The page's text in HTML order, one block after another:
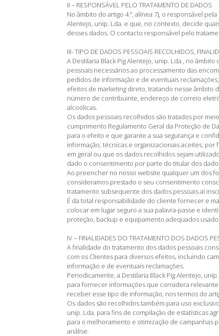
II – RESPONSÁVEL PELO TRATAMENTO DE DADOS
No âmbito do artigo 4.º, alínea 7), o responsável
Alentejo, unip. Lda. e que, no contexto, decide
desses dados. O contacto responsável pelo
III- TIPO DE DADOS PESSOAIS RECOLHIDOS,
A Destilaria Black Pig Alentejo, unip. Lda., no
pessoais necessários ao processamento das
pedidos de informação e de eventuais
efeitos de marketing direto, tratando nesse âmbito
número de contribuinte, endereço de correio
alcoólicas.
Os dados pessoais recolhidos são tratados por
cumprimento Regulamento Geral da Proteção de
para o efeito e que garante a sua segurança e
informação, técnicas e organizacionais aceites,
em geral ou que os dados recolhidos sejam
dado o consentimento por parte do titular dos
Ao preencher no nosso website qualquer um dos
consideramos prestado o seu consentimento
tratamento subsequente dos dados pessoais aí
É da total responsabilidade do cliente fornecer e
colocar em lugar seguro a sua palavra-passe e
proteção, backup e equipamento adequados
IV – FINALIDADES DO TRATAMENTO DOS DADOS
A finalidade do tratamento dos dados pessoais
com os Clientes para diversos efeitos, incluindo
informação e de eventuais reclamações.
Periodicamente, a Destilaria Black Pig Alentejo,
para fornecer informações que considera
receber esse tipo de informação, nos termos do
Os dados são recolhidos também para uso
unip. Lda. para fins de compilação de estatísticas
para o melhoramento e otimização de campanhas
análise.